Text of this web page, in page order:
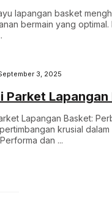
lapangan basket
bermain yang
3, 2025
Parket
Lapangan Basket:
krusial
dan ...